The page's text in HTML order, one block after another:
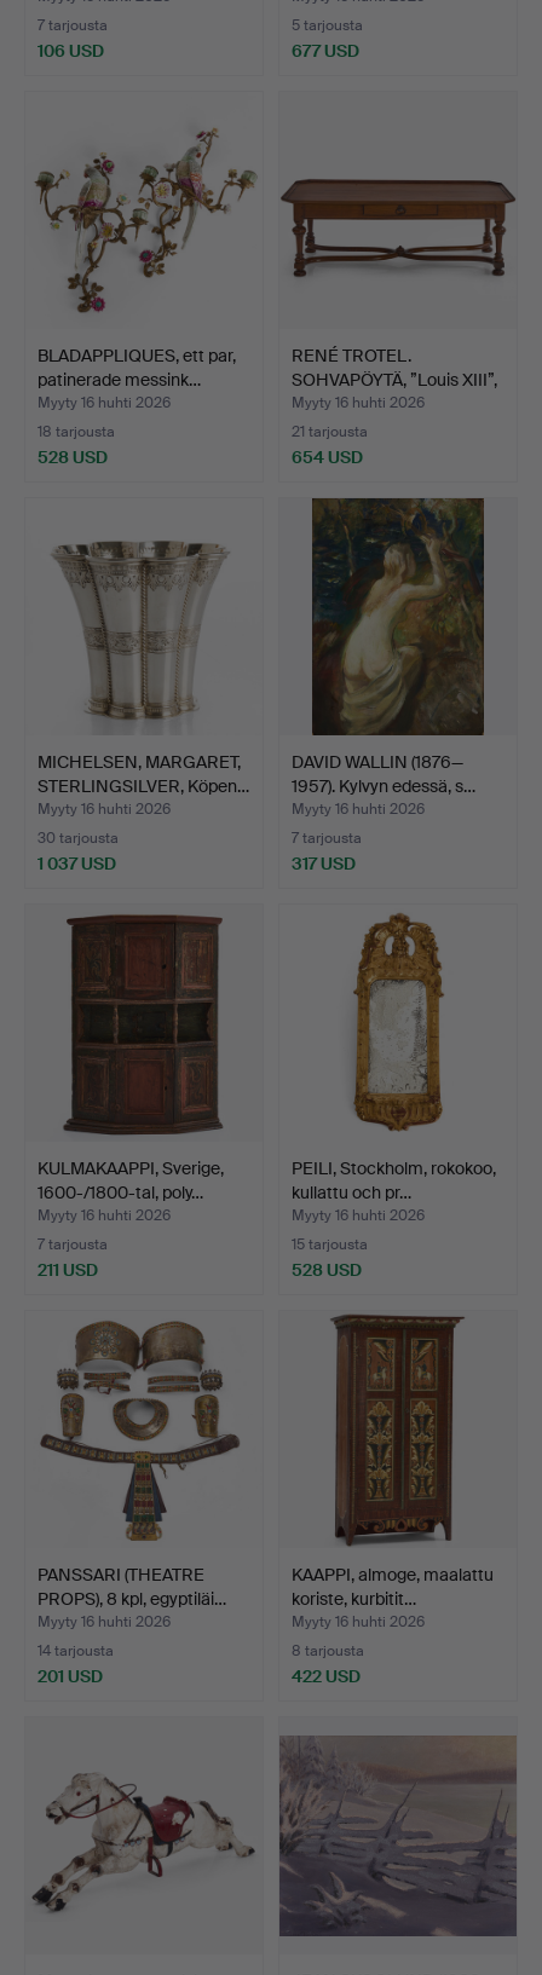
7 tarjousta
106 USD
5 tarjousta
677 USD
BLADAPPLIQUES, ett par,
patinerade messink…
Myyty 16 huhti 2026
18 tarjousta
528 USD
RENÉ TROTEL.
SOHVAPÖYTÄ, ”Louis XIII”,
Fra…
Myyty 16 huhti 2026
21 tarjousta
654 USD
MICHELSEN, MARGARET,
STERLINGSILVER, Köpen…
Myyty 16 huhti 2026
30 tarjousta
1 037 USD
DAVID WALLIN (1876—
1957). Kylvyn edessä, s…
Myyty 16 huhti 2026
7 tarjousta
317 USD
KULMAKAAPPI, Sverige,
1600-/1800-tal, poly…
Myyty 16 huhti 2026
7 tarjousta
211 USD
PEILI, Stockholm, rokokoo,
kullattu och pr…
Myyty 16 huhti 2026
15 tarjousta
528 USD
PANSSARI (THEATRE
PROPS), 8 kpl, egyptiläi…
Myyty 16 huhti 2026
14 tarjousta
201 USD
KAAPPI, almoge, maalattu
koriste, kurbitit…
Myyty 16 huhti 2026
8 tarjousta
422 USD